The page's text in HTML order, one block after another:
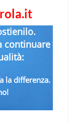
continuare
la differenza.